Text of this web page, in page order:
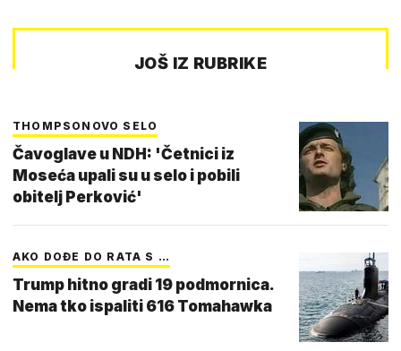
JOŠ IZ RUBRIKE
THOMPSONOVO SELO
Čavoglave u NDH: 'Četnici iz
Moseća upali su u selo i pobili
obitelj Perković'
AKO DOĐE DO RATA S …
Trump hitno gradi 19 podmornica.
Nema tko ispaliti 616 Tomahawka